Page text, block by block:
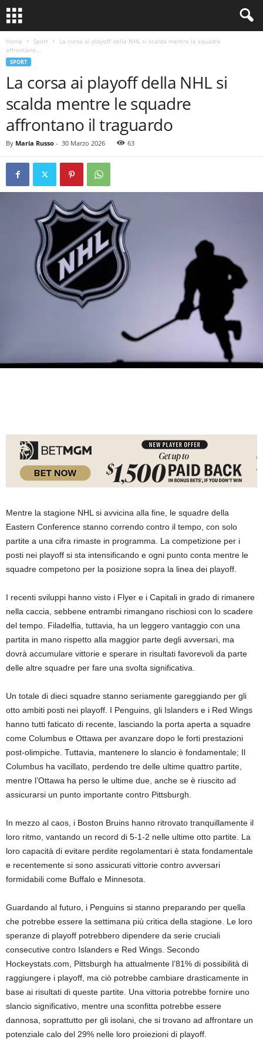
Home Sport
La corsa ai playoff della NHL si scalda mentre le squadre
affrontano...
SPORT
La corsa ai playoff della NHL si
scalda mentre le squadre
affrontano il traguardo
By Maria Russo - 30 Marzo 2026 63
Mentre la stagione NHL si avvicina alla fine, le squadre della
Eastern Conference stanno correndo contro il tempo, con solo
partite a una cifra rimaste in programma. La competizione per i
posti nei playoff si sta intensificando e ogni punto conta mentre le
squadre competono per la posizione sopra la linea dei playoff.
I recenti sviluppi hanno visto i Flyer e i Capitali in grado di rimanere
nella caccia, sebbene entrambi rimangano rischiosi con lo scadere
del tempo. Filadelfia, tuttavia, ha un leggero vantaggio con una
partita in mano rispetto alla maggior parte degli avversari, ma
dovrà accumulare vittorie e sperare in risultati favorevoli da parte
delle altre squadre per fare una svolta significativa.
Un totale di dieci squadre stanno seriamente gareggiando per gli
otto ambiti posti nei playoff. I Penguins, gli Islanders e i Red Wings
hanno tutti faticato di recente, lasciando la porta aperta a squadre
come Columbus e Ottawa per avanzare dopo le forti prestazioni
post-olimpiche. Tuttavia, mantenere lo slancio è fondamentale; Il
Columbus ha vacillato, perdendo tre delle ultime quattro partite,
mentre l’Ottawa ha perso le ultime due, anche se è riuscito ad
assicurarsi un punto importante contro Pittsburgh.
In mezzo al caos, i Boston Bruins hanno ritrovato tranquillamente il
loro ritmo, vantando un record di 5-1-2 nelle ultime otto partite. La
loro capacità di evitare perdite regolamentari è stata fondamentale
e recentemente si sono assicurati vittorie contro avversari
formidabili come Buffalo e Minnesota.
Guardando al futuro, i Penguins si stanno preparando per quella
che potrebbe essere la settimana più critica della stagione. Le loro
speranze di playoff potrebbero dipendere da serie cruciali
consecutive contro Islanders e Red Wings. Secondo
Hockeystats.com, Pittsburgh ha attualmente l’81% di possibilità di
raggiungere i playoff, ma ciò potrebbe cambiare drasticamente in
base ai risultati di queste partite. Una vittoria potrebbe fornire uno
slancio significativo, mentre una sconfitta potrebbe essere
dannosa, soprattutto per gli isolani, che si trovano ad affrontare un
potenziale calo del 29% nelle loro proiezioni di playoff.